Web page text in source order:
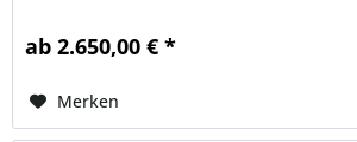
ab 2.650,00 € *
Merken